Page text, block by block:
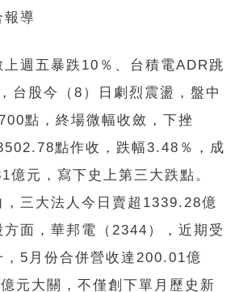
報導
週五暴跌10％、台積電ADR跳
台股今（8）日劇烈震盪，盤中
點，終場微幅收斂，下挫
點作收，跌幅3.48％，成
億元，寫下史上第三大跌點。
，三大法人今日賣超1339.28億
面，華邦電（2344），近期受
，5月份合併營收達200.01億
元大關，不僅創下單月歷史新